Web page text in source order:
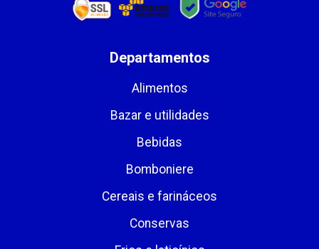
Departamentos
Alimentos
Bazar e utilidades
Bebidas
Bomboniere
Cereais e farináceos
Conservas